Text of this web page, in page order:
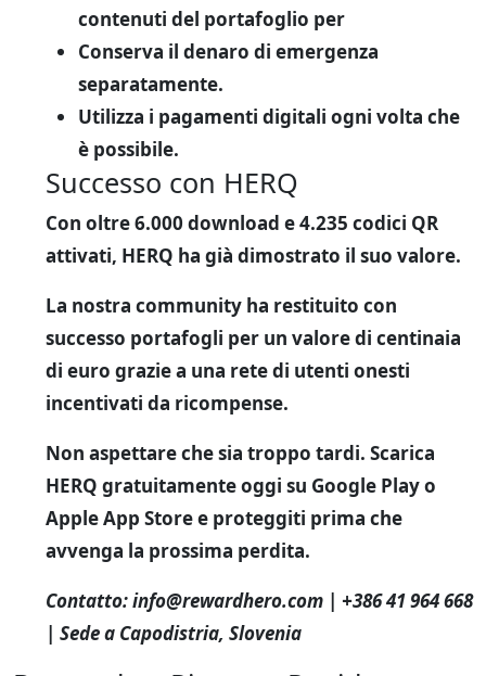
contenuti del portafoglio per
Conserva il denaro di emergenza
separatamente.
Utilizza i pagamenti digitali ogni volta che
è possibile.
Successo con HERQ
Con oltre 6.000 download e 4.235 codici QR
attivati, HERQ ha già dimostrato il suo valore.
La nostra community ha restituito con
successo portafogli per un valore di centinaia
di euro grazie a una rete di utenti onesti
incentivati da ricompense.
Non aspettare che sia troppo tardi. Scarica
HERQ gratuitamente oggi su Google Play o
Apple App Store e proteggiti prima che
avvenga la prossima perdita.
Contatto:info@rewardhero.com | +386 41 964 668
| Sede a Capodistria, Slovenia